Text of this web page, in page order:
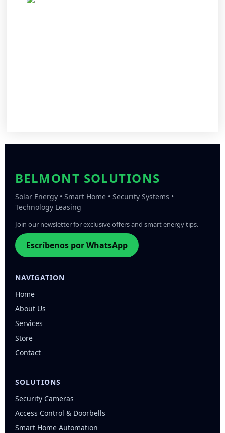
BELMONT SOLUTIONS
Solar Energy • Smart Home • Security Systems •
Technology Leasing
Join our newsletter for exclusive offers and smart energy tips.
Escríbenos por WhatsApp
NAVIGATION
Home
About Us
Services
Store
Contact
SOLUTIONS
Security Cameras
Access Control & Doorbells
Smart Home Automation